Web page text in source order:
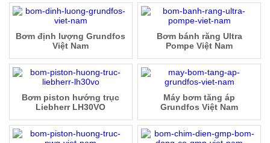
Bơm bánh răng Ultra
Pompe Việt Nam
Bơm định lượng Grundfos
Việt Nam
Máy bơm tăng áp
Grundfos Việt Nam
Bơm piston hướng trục
Liebherr LH30VO